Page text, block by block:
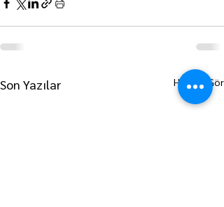
Son Yazılar Hepsini Gör